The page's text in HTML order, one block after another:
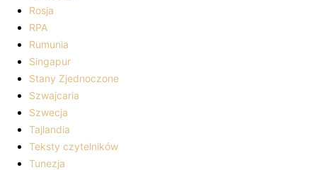
Rosja
RPA
Rumunia
Singapur
Stany Zjednoczone
Szwajcaria
Szwecja
Tajlandia
Teksty czytelników
Tunezja